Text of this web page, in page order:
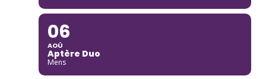
06
AOÛ
Aptère Duo
Mens